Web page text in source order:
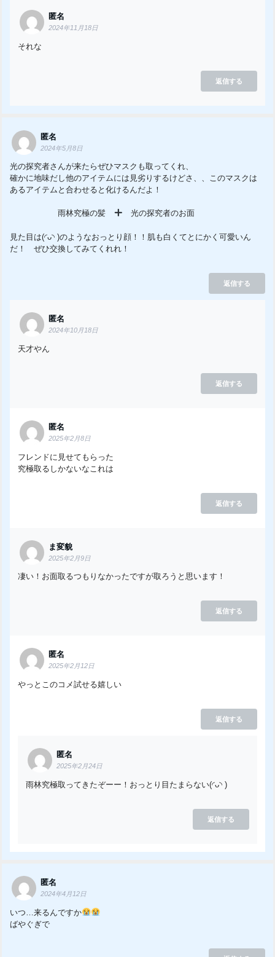
匿名
2024年11月18日
それな
返信する
匿名
2024年5月8日
光の探究者さんが来たらぜひマスクも取ってくれ、
確かに地味だし他のアイテムには見劣りするけどさ、、このマスクは
あるアイテムと合わせると化けるんだよ！
雨林究極の髪 光の探究者のお面
見た目は(◜ᴗ◝ )のようなおっとり顔！！肌も白くてとにかく可愛いん
だ！ ぜひ交換してみてくれれ！
返信する
匿名
2024年10月18日
天才やん
返信する
匿名
2025年2月8日
フレンドに見せてもらった
究極取るしかないなこれは
返信する
ま変貌
2025年2月9日
凄い！お面取るつもりなかったですが取ろうと思います！
返信する
匿名
2025年2月12日
やっとこのコメ試せる嬉しい
返信する
匿名
2025年2月24日
雨林究極取ってきたぞーー！おっとり目たまらない(◜ᴗ◝ )
返信する
匿名
2024年4月12日
いつ…来るんですか
ばやぐぎで